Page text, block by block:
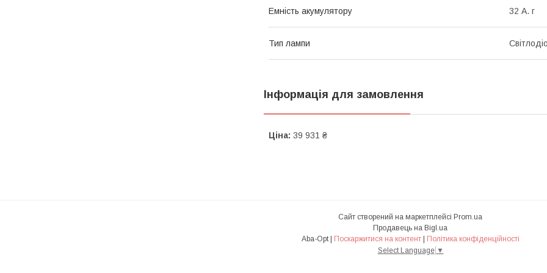
Емність акумулятору 32 А. г
Тип лампи
Інформація для замовлення
Ціна: 39 931 ₴
Сайт створений на маркетплейсі Prom.ua
Продавець на Bigl.ua
Aba-Opt | Поскаржитися на контент | Політика конфіденційності
Select Language ▼